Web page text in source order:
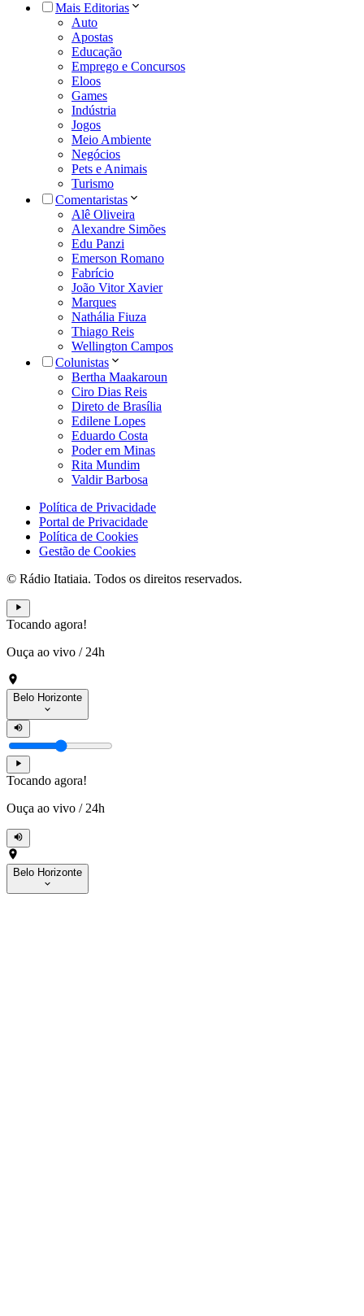
Mais Editorias
Auto
Apostas
Educação
Emprego e Concursos
Eloos
Games
Indústria
Jogos
Meio Ambiente
Negócios
Pets e Animais
Turismo
Comentaristas
Alê Oliveira
Alexandre Simões
Edu Panzi
Emerson Romano
Fabrício
João Vitor Xavier
Marques
Nathália Fiuza
Thiago Reis
Wellington Campos
Colunistas
Bertha Maakaroun
Ciro Dias Reis
Direto de Brasília
Edilene Lopes
Eduardo Costa
Poder em Minas
Rita Mundim
Valdir Barbosa
Política de Privacidade
Portal de Privacidade
Política de Cookies
Gestão de Cookies
© Rádio Itatiaia. Todos os direitos reservados.
Tocando agora!
Ouça ao vivo / 24h
Belo Horizonte
Tocando agora!
Ouça ao vivo / 24h
Belo Horizonte